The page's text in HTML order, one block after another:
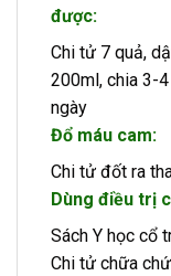
được:
Chi tử 7 quả,
200ml, chia 3-
ngày
Đổ máu cam:
Chi tử đốt ra
Dùng điều trị
Sách Y học cổ
Chi tử chữa